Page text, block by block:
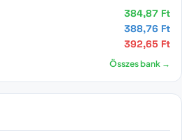
384,87 Ft
388,76 Ft
392,65 Ft
Összes bank →